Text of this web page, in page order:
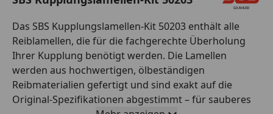
Das SBS Kupplungslamellen-Kit 50203 enthält alle
Reiblamellen, die für die fachgerechte Überholung
Ihrer Kupplung benötigt werden. Die Lamellen
werden aus hochwertigen, ölbeständigen
Reibmaterialien gefertigt und sind exakt auf die
Original-Spezifikationen abgestimmt – für sauberes